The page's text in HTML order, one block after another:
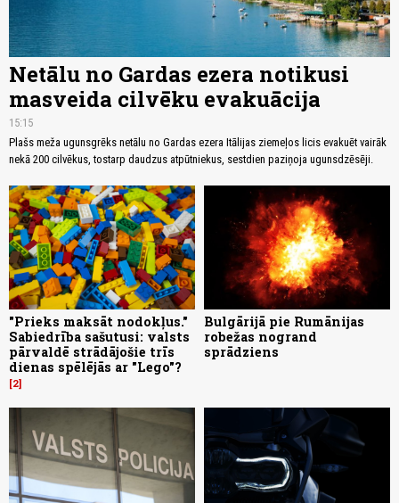
Netālu no Gardas ezera notikusi
masveida cilvēku evakuācija
15:15
Plašs meža ugunsgrēks netālu no Gardas ezera Itālijas ziemeļos licis evakuēt vairāk
nekā 200 cilvēkus, tostarp daudzus atpūtniekus, sestdien paziņoja ugunsdzēsēji.
"Prieks maksāt nodokļus."
Sabiedrība sašutusi: valsts
pārvaldē strādājošie trīs
dienas spēlējās ar "Lego"?
2
Bulgārijā pie Rumānijas
robežas nogrand
sprādziens